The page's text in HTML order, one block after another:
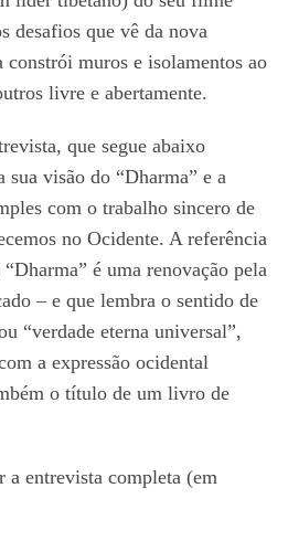
desafios que vê da nova
constrói muros e isolamentos ao
livre e abertamente.
que segue abaixo
visão do “Dharma” e a
com o trabalho sincero de
no Ocidente. A referência
é uma renovação pela
– e que lembra o sentido de
“verdade eterna universal”,
a expressão ocidental
o título de um livro de
a entrevista completa (em